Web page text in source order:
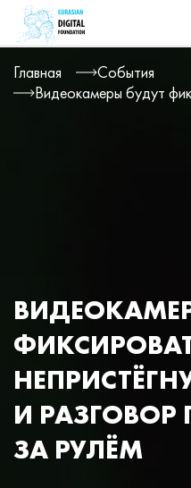
Главная
События
И РАЗГОВОР
ЗА РУЛЁМ